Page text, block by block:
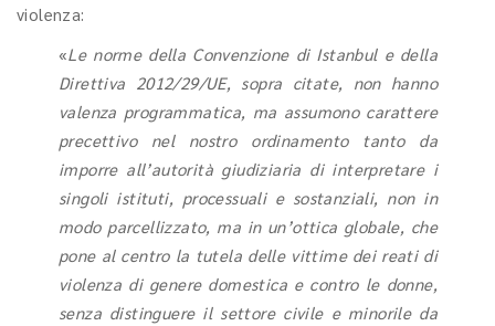
violenza:
«Le norme della Convenzione di Istanbul e della
Direttiva 2012/29/UE, sopra citate, non hanno
valenza programmatica, ma assumono carattere
precettivo nel nostro ordinamento tanto da
imporre all’autorità giudiziaria di interpretare i
singoli istituti, processuali e sostanziali, non in
modo parcellizzato, ma in un’ottica globale, che
pone al centro la tutela delle vittime dei reati di
violenza di genere domestica e contro le donne,
senza distinguere il settore civile e minorile da